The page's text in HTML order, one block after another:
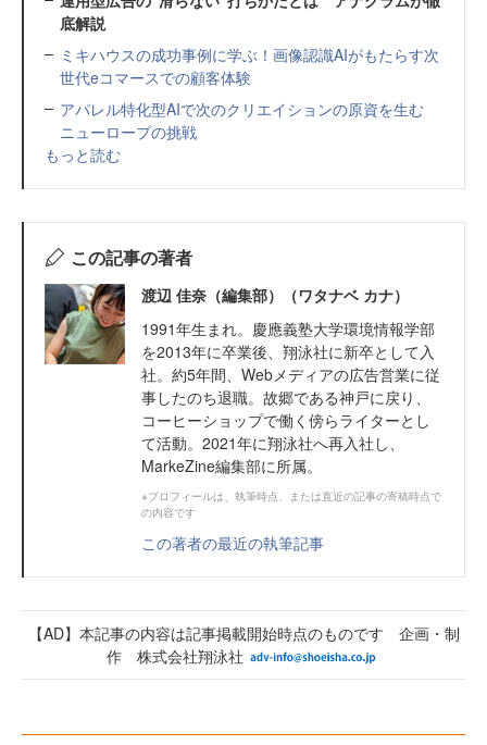
底解説
ミキハウスの成功事例に学ぶ！画像認識AIがもたらす次
世代eコマースでの顧客体験
アパレル特化型AIで次のクリエイションの原資を生む
ニューロープの挑戦
もっと読む
この記事の著者
渡辺 佳奈（編集部）（ワタナベ カナ）
1991年生まれ。慶應義塾大学環境情報学部
を2013年に卒業後、翔泳社に新卒として入
社。約5年間、Webメディアの広告営業に従
事したのち退職。故郷である神戸に戻り、
コーヒーショップで働く傍らライターとし
て活動。2021年に翔泳社へ再入社し、
MarkeZine編集部に所属。
※プロフィールは、執筆時点、または直近の記事の寄稿時点で
の内容です
この著者の最近の執筆記事
【AD】本記事の内容は記事掲載開始時点のものです 企画・制
作 株式会社翔泳社